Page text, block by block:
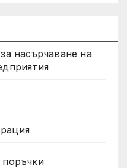
насърчаване на
поръчки